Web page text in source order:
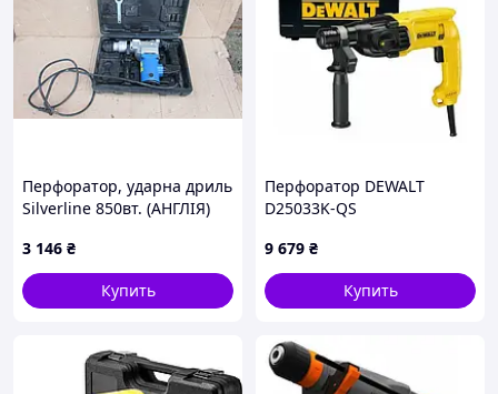
Перфоратор, ударна дриль
Silverline 850вт. (АНГЛІЯ)
3 146 ₴
Купить
Перфоратор DEWALT
D25033K-QS
9 679 ₴
Купить